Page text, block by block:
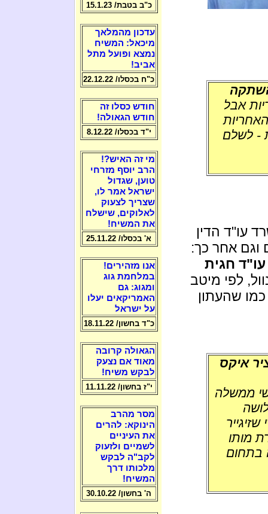
אבל
כדי שהאחריות
- לשלם
עו"ד הדין
וגם אחר כך:
חגית
לפי מיטב
שהעתון
איקס
ממשלה
מותו
בתחום
כ"ב בטבת/ 15.1.23
עדכון מהמלאך
מיכאל: המשיח
נמצא ופועל מתל
אביב!
כ"ח בכסלו/ 22.12.22
חודש כסלו זה
חודש הגאולה!
י"ד בכסלו/ 8.12.22
מי זה האיש?!
הרב יוסף מזרחי
טוען, שגדול
ישראל אמר לו,
שצריך לצעוק
לאלוקים, שישלח
את המשיח!
א' בכסלו/ 25.11.22
אנו מזהירים!
במלחמת גוג
ומגוג: גם
האמריקאים יעלו
על ישראל
כ"ד בחשון/ 18.11.22
הגאולה קרובה
מאוד אם נצעק
לבקש משיח!
י"ז בחשון/ 11.11.22
מסר מהרב
הינוקא: להרים
את העיניים
לשמיים ולזעוק
לקב"ה לבקש
מלכותו דרך
המשיח!
ה' בחשון/ 30.10.22